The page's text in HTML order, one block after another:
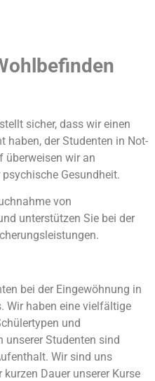
sicher, dass wir einen
haben, der Studenten in Not-
überweisen wir an
Gesundheit.
von
unterstützen Sie bei der
bei der Eingewöhnung in
Wir haben eine vielfältige
und
unserer Studenten sind
Wir sind uns
Dauer unserer Kurse